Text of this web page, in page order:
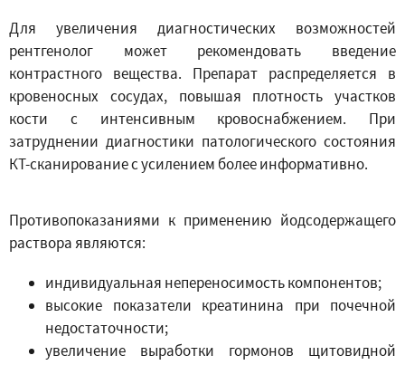
Для увеличения диагностических возможностей
рентгенолог может рекомендовать введение
контрастного вещества. Препарат распределяется в
кровеносных сосудах, повышая плотность участков
кости с интенсивным кровоснабжением. При
затруднении диагностики патологического состояния
КТ-сканирование с усилением более информативно.
Противопоказаниями к применению йодсодержащего
раствора являются:
индивидуальная непереносимость компонентов;
высокие показатели креатинина при почечной
недостаточности;
увеличение выработки гормонов щитовидной